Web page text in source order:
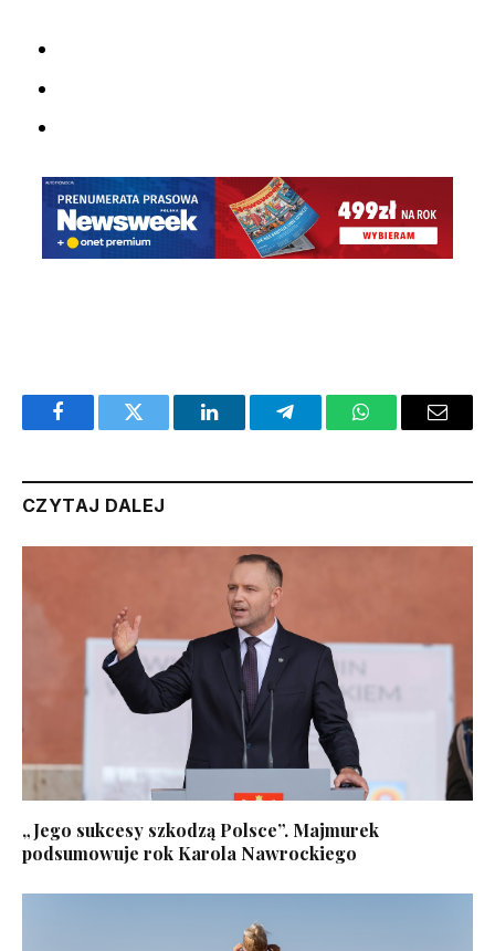
FacebookTwitter LinkedInTelegramWhatsAppEmail
CZYTAJ DALEJ
„Jego sukcesy szkodzą Polsce”. Majmurek
podsumowuje rok Karola Nawrockiego